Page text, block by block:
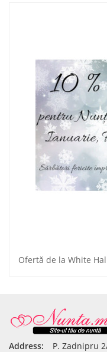
Ofertă de la White
Address:
P. Zadnipru